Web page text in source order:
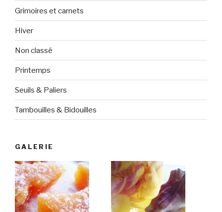
Grimoires et carnets
Hiver
Non classé
Printemps
Seuils & Paliers
Tambouilles & Bidouilles
GALERIE